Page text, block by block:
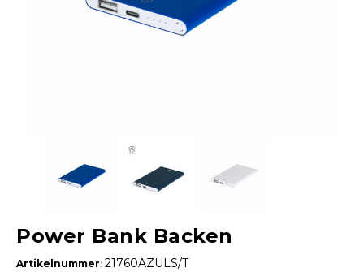
Power Bank Backen
Artikelnummer:21760AZULS/T